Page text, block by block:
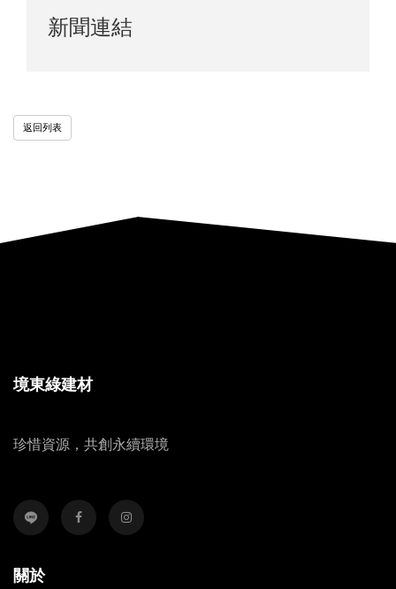
新聞連結
返回列表
境東綠建材
珍惜資源，共創永續環境
關於